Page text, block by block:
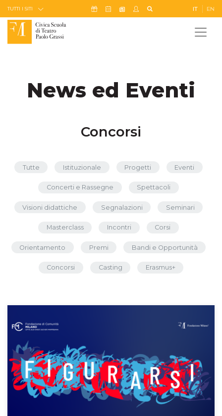
Skip to Content
TUTTI I SITI Icona Sostienici
Icona Calendario Eventi
Icona Newsletter
Icona My Civica IT EN
News ed Eventi
Concorsi
Tutte Istituzionale Progetti Eventi
Concerti e Rassegne Spettacoli
Visioni didattiche Segnalazioni Seminari
Masterclass Incontri Corsi
Orientamento Premi Bandi e Opportunità
Concorsi Casting Erasmus+